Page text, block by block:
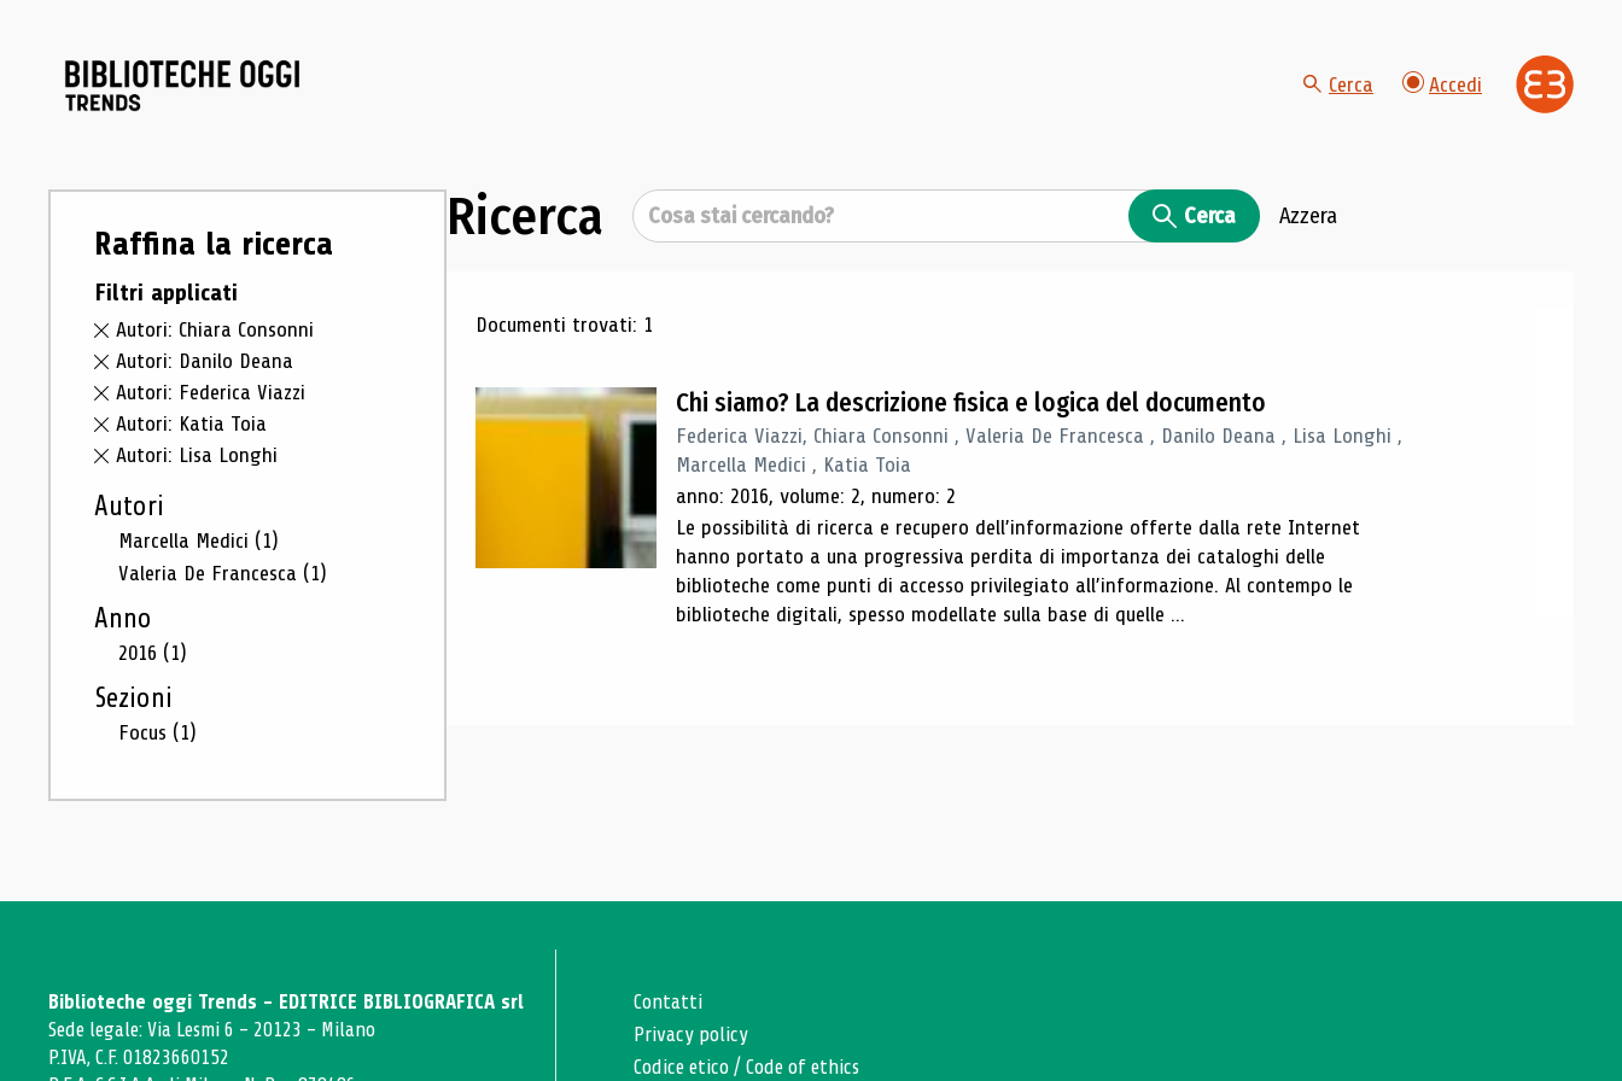
Cerca Accedi
Raffina la ricerca
Filtri applicati
Autori: Chiara Consonni
Autori: Danilo Deana
Autori: Federica Viazzi
Autori: Katia Toia
Autori: Lisa Longhi
Autori
Marcella Medici (1)
Valeria De Francesca (1)
Anno
2016 (1)
Sezioni
Focus (1)
Ricerca Cerca Cerca Azzera
Risultati di ricerca
Documenti trovati: 1
Chi siamo? La descrizione fisica e logica del documento
Federica Viazzi, Chiara Consonni , Valeria De Francesca , Danilo Deana , Lisa Longhi ,
Marcella Medici , Katia Toia
anno: 2016, volume: 2, numero: 2
Le possibilità di ricerca e recupero dell’informazione offerte dalla rete Internet
hanno portato a una progressiva perdita di importanza dei cataloghi delle
biblioteche come punti di accesso privilegiato all’informazione. Al contempo le
biblioteche digitali, spesso modellate sulla base di quelle ...
Biblioteche oggi Trends - EDITRICE BIBLIOGRAFICA srl
Sede legale: Via Lesmi 6 - 20123 - Milano
P.IVA, C.F. 01823660152
Contatti
Privacy policy
Codice etico /Code of ethics